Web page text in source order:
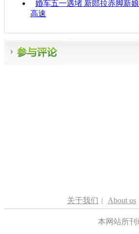
婚车五一遇堵 新郎拉赤脚新
高速
关于我们 | About us
本网站所